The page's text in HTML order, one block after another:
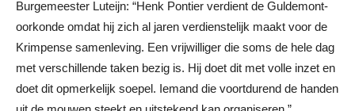
Burgemeester Luteijn: “Henk Pontier verdient de Guldemont-
oorkonde omdat hij zich al jaren verdienstelijk maakt voor de
Krimpense samenleving. Een vrijwilliger die soms de hele dag
met verschillende taken bezig is. Hij doet dit met volle inzet en
doet dit opmerkelijk soepel. Iemand die voortdurend de handen